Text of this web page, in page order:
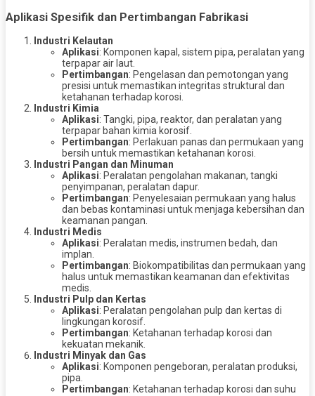
Aplikasi Spesifik dan Pertimbangan Fabrikasi
Industri Kelautan
Aplikasi: Komponen kapal, sistem pipa, peralatan yang
terpapar air laut.
Pertimbangan: Pengelasan dan pemotongan yang
presisi untuk memastikan integritas struktural dan
ketahanan terhadap korosi.
Industri Kimia
Aplikasi: Tangki, pipa, reaktor, dan peralatan yang
terpapar bahan kimia korosif.
Pertimbangan: Perlakuan panas dan permukaan yang
bersih untuk memastikan ketahanan korosi.
Industri Pangan dan Minuman
Aplikasi: Peralatan pengolahan makanan, tangki
penyimpanan, peralatan dapur.
Pertimbangan: Penyelesaian permukaan yang halus
dan bebas kontaminasi untuk menjaga kebersihan dan
keamanan pangan.
Industri Medis
Aplikasi: Peralatan medis, instrumen bedah, dan
implan.
Pertimbangan: Biokompatibilitas dan permukaan yang
halus untuk memastikan keamanan dan efektivitas
medis.
Industri Pulp dan Kertas
Aplikasi: Peralatan pengolahan pulp dan kertas di
lingkungan korosif.
Pertimbangan: Ketahanan terhadap korosi dan
kekuatan mekanik.
Industri Minyak dan Gas
Aplikasi: Komponen pengeboran, peralatan produksi,
pipa.
Pertimbangan: Ketahanan terhadap korosi dan suhu